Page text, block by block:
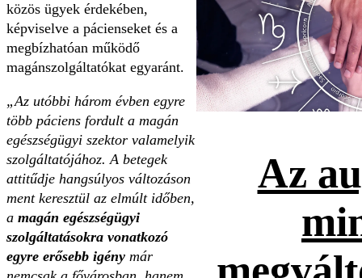
közös ügyek érdekében,
képviselve a pácienseket és a
megbízhatóan működő
magánszolgáltatókat egyaránt.
„Az utóbbi három évben egyre
több páciens fordult a magán
egészségügyi szektor valamelyik
szolgáltatójához. A betegek
attitűdje hangsúlyos változáson
ment keresztül az elmúlt időben,
a magán egészségügyi
szolgáltatásokra vonatkozó
egyre erősebb igény már
Az